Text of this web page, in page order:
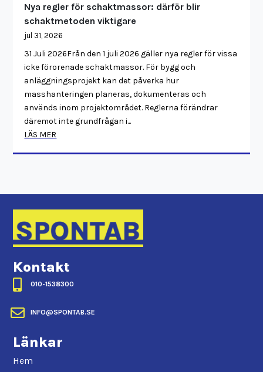
Nya regler för schaktmassor: därför blir
schaktmetoden viktigare
jul 31, 2026
31 Juli 2026Från den 1 juli 2026 gäller nya regler för vissa
icke förorenade schaktmassor. För bygg och
anläggningsprojekt kan det påverka hur
masshanteringen planeras, dokumenteras och
används inom projektområdet. Reglerna förändrar
däremot inte grundfrågan i...
LÄS MER
Kontakt
010-1538300
 INFO@SPONTAB.SE
Länkar
Hem